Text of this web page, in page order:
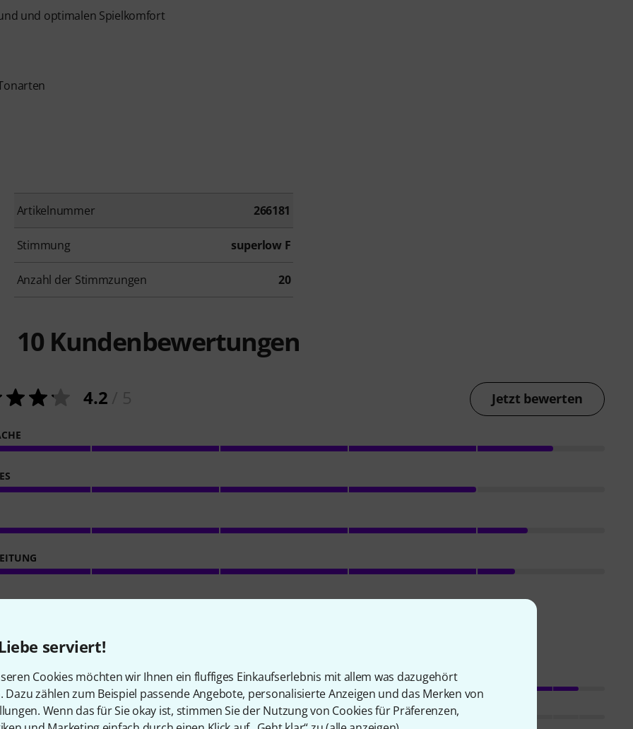
serviert!
Cookies möchten wir Ihnen ein fluffiges Einkaufserlebnis mit allem was dazugehört
Dazu zählen zum Beispiel passende Angebote, personalisierte Anzeigen und das Merken von
Wenn das für Sie okay ist, stimmen Sie der Nutzung von Cookies für Präferenzen,
und optimalen Spielkomfort
Artikelnummer 266181
Stimmung superlow F
Anzahl der Stimmzungen 20
10 Kundenbewertungen
4.2 Jetzt bewerten
Ansprache
Sound